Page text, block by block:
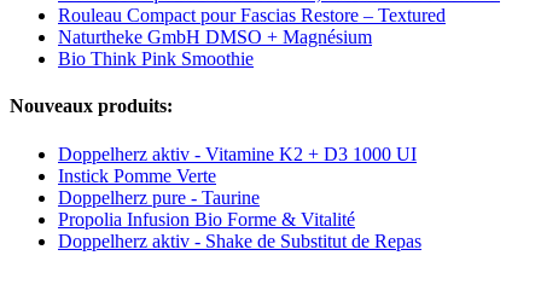
Rouleau Compact pour Fascias Restore – Textured
Naturtheke GmbH DMSO + Magnésium
Bio Think Pink Smoothie
Nouveaux produits:
Doppelherz aktiv - Vitamine K2 + D3 1000 UI
Instick Pomme Verte
Doppelherz pure - Taurine
Propolia Infusion Bio Forme & Vitalité
Doppelherz aktiv - Shake de Substitut de Repas